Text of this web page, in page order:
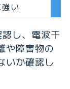
い
し、電波干
や障害物の
いか確認し